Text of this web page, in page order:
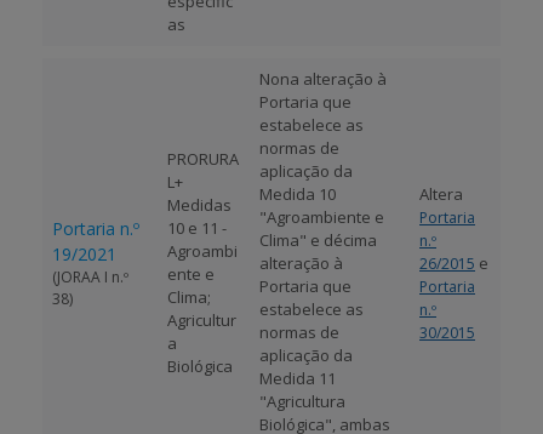
as
Portaria n.º
19/2021
(JORAA I n.º
38)
PRORURA
L+
Medidas
10 e 11 -
Agroambi
ente e
Clima;
Agricultur
a
Biológica
Nona alteração à
Portaria que
estabelece as
normas de
aplicação da
Medida 10
"Agroambiente e
Clima" e décima
alteração à
Portaria que
estabelece as
normas de
aplicação da
Medida 11
"Agricultura
Biológica", ambas
Altera
Portaria
n.º
26/2015 e
Portaria
n.º
30/2015